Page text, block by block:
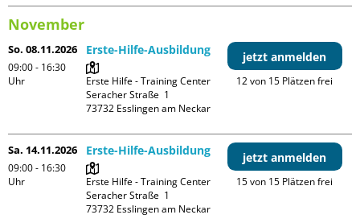
November
So. 08.11.2026
09:00 - 16:30
Uhr
Erste-Hilfe-Ausbildung
Erste Hilfe - Training Center
Seracher Straße  1
jetzt anmelden
12 von 15 Plätzen frei
Sa. 14.11.2026
09:00 - 16:30
Uhr
Erste-Hilfe-Ausbildung
Erste Hilfe - Training Center
Seracher Straße  1
jetzt anmelden
15 von 15 Plätzen frei